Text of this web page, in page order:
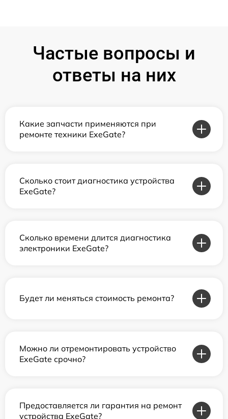
Частые вопросы и
ответы на них
Какие запчасти применяются при
ремонте техники ExeGate?
Сколько стоит диагностика устройства
ExeGate?
Сколько времени длится диагностика
электроники ExeGate?
Будет ли меняться стоимость ремонта?
Можно ли отремонтировать устройство
ExeGate срочно?
Предоставляется ли гарантия на ремонт
устройства ExeGate?